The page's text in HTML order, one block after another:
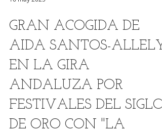
16 may 2025
GRAN ACOGIDA DE
AIDA SANTOS-ALLELY
EN LA GIRA
ANDALUZA POR
FESTIVALES DEL SIGLO